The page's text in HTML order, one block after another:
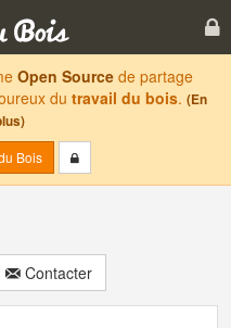
Open Sourcede partage
du travail du bois. (En
Bois
Contacter